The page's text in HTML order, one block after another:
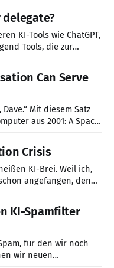
die in der
Generation hat eine
delegate?
KI-Tools wie ChatGPT,
Tools, die zur
bezeichnet man KI-
Bilder, Code, Musik und
Can Serve
Mit diesem Satz
aus 2001: A Space
sondern immer
außer Kontrolle
Crisis
KI-Brei. Weil ich,
angefangen, den
kann erst dann gute
das Problem richtig
KI-Spamfilter
für den wir noch
wir neuen